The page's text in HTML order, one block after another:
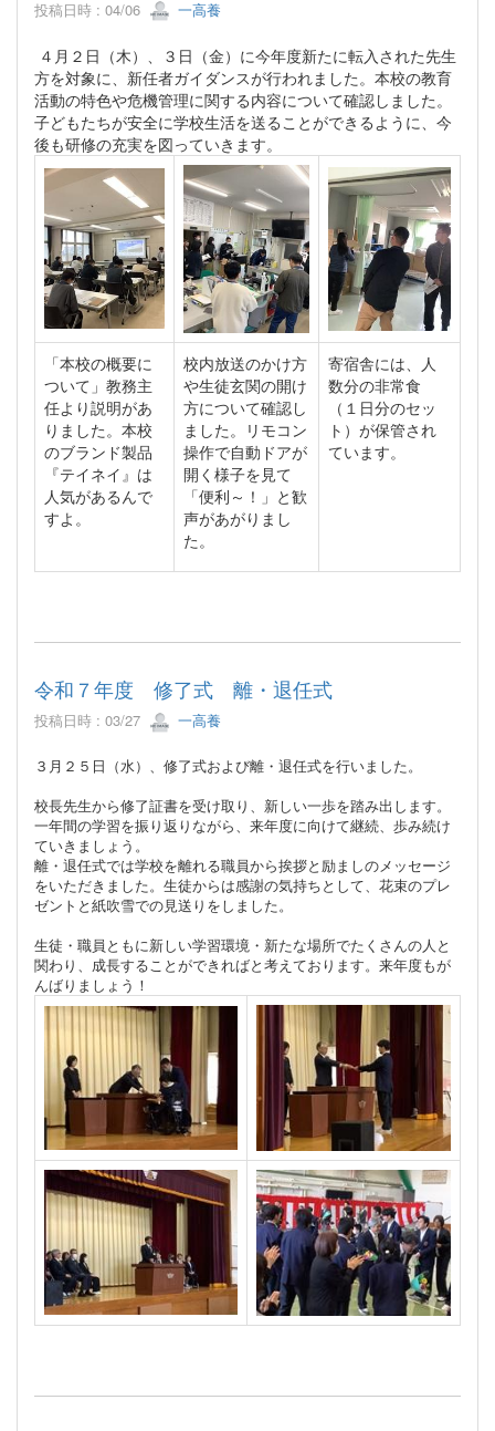
投稿日時 : 04/06 一高養
４月２日（木）、３日（金）に今年度新たに転入された先生
方を対象に、新任者ガイダンスが行われました。本校の教育
活動の特色や危機管理に関する内容について確認しました。
子どもたちが安全に学校生活を送ることができるように、今
後も研修の充実を図っていきます。
「本校の概要に
ついて」教務主
任より説明があ
りました。本校
のブランド製品
『テイネイ』は
人気があるんで
すよ。
校内放送のかけ方
や生徒玄関の開け
方について確認し
ました。リモコン
操作で自動ドアが
開く様子を見て
「便利～！」と歓
声があがりまし
た。
寄宿舎には、人
数分の非常食
（１日分のセッ
ト）が保管され
ています。
令和７年度 修了式 離・退任式
投稿日時 : 03/27 一高養
３月２５日（水）、修了式および離・退任式を行いました。
校長先生から修了証書を受け取り、新しい一歩を踏み出します。
一年間の学習を振り返りながら、来年度に向けて継続、歩み続け
ていきましょう。
離・退任式では学校を離れる職員から挨拶と励ましのメッセージ
をいただきました。生徒からは感謝の気持ちとして、花束のプレ
ゼントと紙吹雪での見送りをしました。
生徒・職員ともに新しい学習環境・新たな場所でたくさんの人と
関わり、成長することができればと考えております。来年度もが
んばりましょう！